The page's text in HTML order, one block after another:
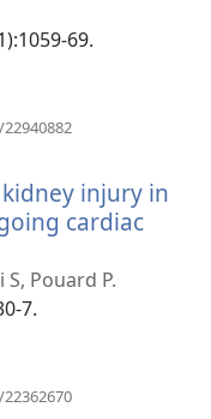
69.
injury in
cardiac
Pouard P.
7.